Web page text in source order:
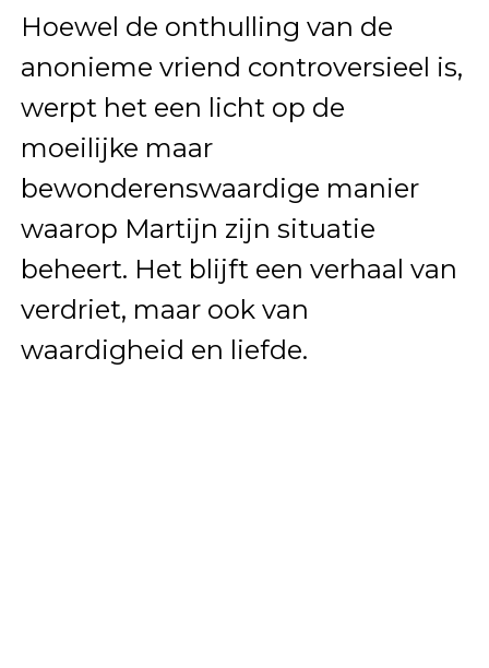
Hoewel de onthulling van de
anonieme vriend controversieel is,
werpt het een licht op de
moeilijke maar
bewonderenswaardige manier
waarop Martijn zijn situatie
beheert. Het blijft een verhaal van
verdriet, maar ook van
waardigheid en liefde.